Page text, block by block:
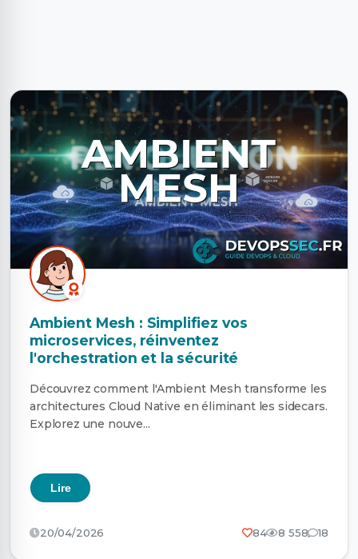
Ambient Mesh : Simplifiez vos
microservices, réinventez
l'orchestration et la sécurité
Découvrez comment l'Ambient Mesh transforme les
architectures Cloud Native en éliminant les sidecars.
Explorez une nouve...
Lire
20/04/2026 84 8 558 18